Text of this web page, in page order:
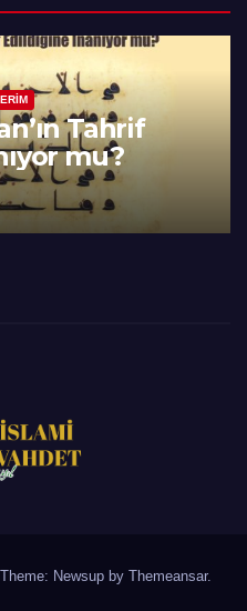
Tahrif
mu?
Theme: Newsup by Themeansar.